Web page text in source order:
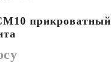
прикроватный